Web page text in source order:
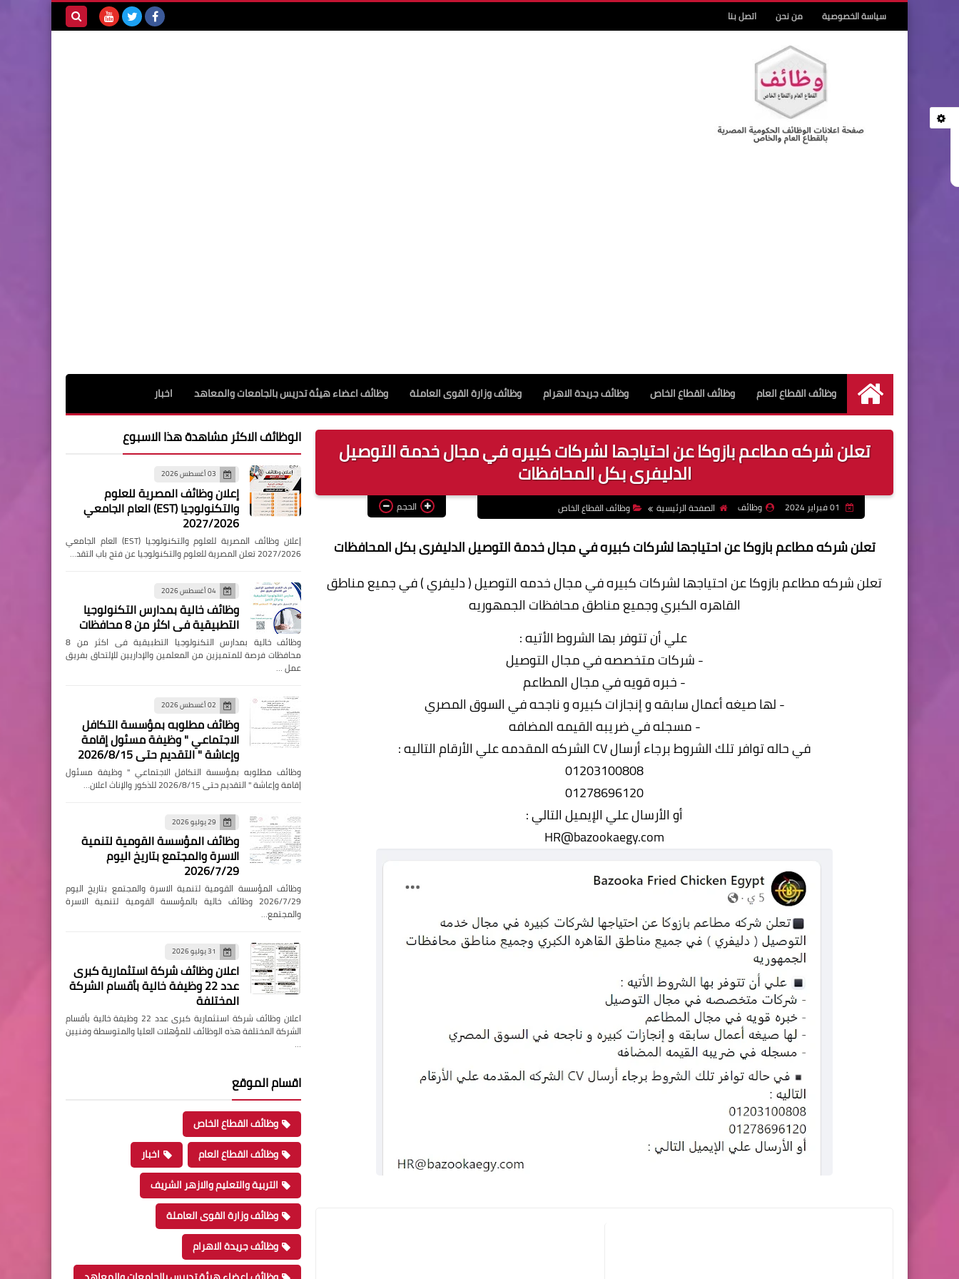
سياسة الخصوصية من نحن اتصل بنا
الرئيسية
وظائف القطاع العام وظائف القطاع الخاص وظائف جريدة الاهرام وظائف وزارة القوى العاملة وظائف اعضاء هيئة تدريس بالجامعات والمعاهد اخبار
تعلن شركه مطاعم بازوكا عن احتياجها لشركات كبيره في مجال خدمة التوصيل
الدليفرى بكل المحافظات
وظائف الصفحة الرئيسية وظائف القطاع الخاص الحجم
تعلن شركه مطاعم بازوكا عن احتياجها لشركات كبيره في مجال خدمة التوصيل الدليفرى بكل المحافظات
تعلن شركه مطاعم بازوكا عن احتياجها لشركات كبيره في مجال خدمه التوصيل ( دليفري ) في جميع مناطق
القاهره الكبري وجميع مناطق محافظات الجمهوريه
علي أن تتوفر بها الشروط الأتيه :
- شركات متخصصه في مجال التوصيل
- خبره قويه في مجال المطاعم
- لها صيغه أعمال سابقه و إنجازات كبيره و ناجحه في السوق المصري
- ⁠مسجله في ضريبه القيمه المضافه
في حاله توافر تلك الشروط برجاء أرسال CV الشركه المقدمه علي الأرقام التاليه :
01203100808
01278696120
أو الأرسال علي الإيميل التالي :
HR@bazookaegy.com
الوظائف الاكثر مشاهدة هذا الاسبوع
03 أغسطس 2026
إعلان وظائف المصرية للعلوم
والتكنولوجيا (EST) العام الجامعي
2027/2026
إعلان وظائف المصرية للعلوم والتكنولوجيا (EST) العام الجامعي
2027/2026 تعلن المصرية للعلوم والتكنولوجيا عن فتح باب التقد…
04 أغسطس 2026
وظائف خالية بمدارس التكنولوجيا
التطبيقية فى اكثر من 8 محافظات
وظائف خالية بمدارس التكنولوجيا التطبيقية فى اكثر من 8
محافظات فرصة للمتميزين من المعلمين والإداريين للإلتحاق بفريق
عمل …
02 أغسطس 2026
وظائف مطلوبه بمؤسسة التكافل
الاجتماعي " وظيفة مسئول إقامة
وإعاشة " التقديم حتى 2026/8/15
وظائف مطلوبه بمؤسسة التكافل الاجتماعي " وظيفة مسئول
إقامة وإعاشة " التقديم حتى 2026/8/15 للذكور والإناث اعلان…
29 يوليو 2026
وظائف المؤسسة القومية لتنمية
الاسرة والمجتمع بتاريخ اليوم
2026/7/29
وظائف المؤسسة القومية لتنمية الاسرة والمجتمع بتاريخ اليوم
2026/7/29 وظائف خالية بالمؤسسة القومية لتنمية الاسرة
والمجتمع…
31 يوليو 2026
اعلان وظائف شركة استثمارية كبرى
عدد 22 وظيفة خالية بأقسام الشركة
المختلفة
اعلان وظائف شركة استثمارية كبرى عدد 22 وظيفة خالية بأقسام
الشركة المختلفة هذه الوظائف للمؤهلات العليا والمتوسطة وفنيين
…
اقسام الموقع
وظائف القطاع الخاص
وظائف القطاع العام
اخبار
التربية والتعليم والازهر الشريف
وظائف وزارة القوى العاملة
وظائف جريدة الاهرام